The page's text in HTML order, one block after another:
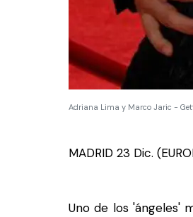
Adriana Lima y Marco Jaric -
MADRID 23 Dic.
Uno de los 'ángeles'